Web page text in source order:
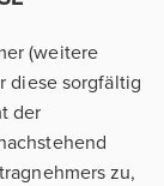
(weitere
diese sorgfältig
der
zu,